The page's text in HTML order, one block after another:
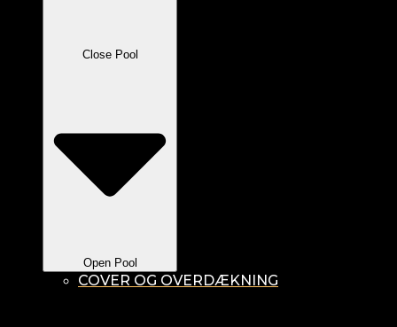
Close Pool
Open Pool
COVER OG OVERDÆKNING